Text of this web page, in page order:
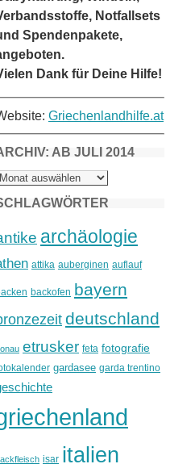
Notfallsets
Spendenpakete,
Dank für Deine Hilfe!
Griechenlandhilfe.at
AB JULI 2014
archäologie
attika auberginen auflauf
backofen bayern
deutschland
etrusker feta fotografie
gardasee garda trentino
isar italien